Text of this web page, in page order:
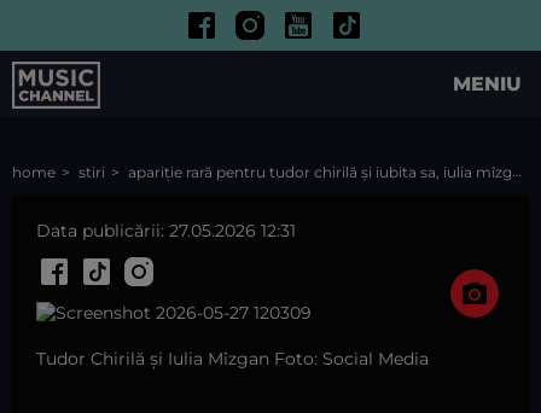
MENIU
home stiri apariție rară pentru tudor chirilă și iubita sa, iulia mîzgan! cei doi impresionează prin eleganță și discreție după 14 ani de relație
Data publicării: 27.05.2026 12:31
Tudor Chirilă și Iulia Mîzgan Foto: Social Media